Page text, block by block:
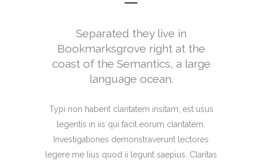
Separated they live in
Bookmarksgrove right at the
coast of the Semantics, a large
language ocean.
Typi non habent claritatem insitam; est usus
legentis in iis qui facit eorum claritatem.
Investigationes demonstraverunt lectores
legere me lius quod ii legunt saepius. Claritas